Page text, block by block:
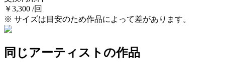
￥3,300 /回
※ サイズは目安のため作品によって差があります。
同じアーティストの作品